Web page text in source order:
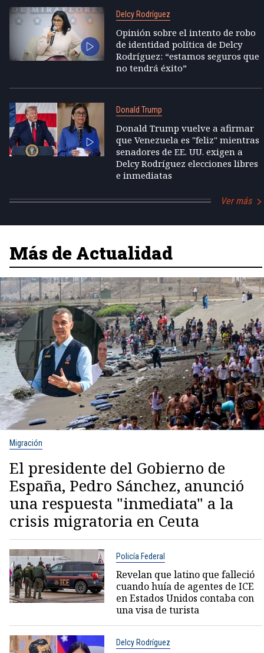
Delcy Rodríguez
Opinión sobre el intento de robo
de identidad política de Delcy
Rodríguez: “estamos seguros que
no tendrá éxito”
Donald Trump
Donald Trump vuelve a afirmar
que Venezuela es "feliz" mientras
senadores de EE. UU. exigen a
Delcy Rodríguez elecciones libres
e inmediatas
Ver más
Más de Actualidad
Migración
El presidente del Gobierno de
España, Pedro Sánchez, anunció
una respuesta "inmediata" a la
crisis migratoria en Ceuta
Policía Federal
Revelan que latino que falleció
cuando huía de agentes de ICE
en Estados Unidos contaba con
una visa de turista
Delcy Rodríguez